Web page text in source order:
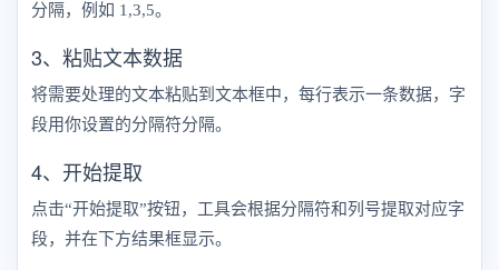
分隔，例如 1,3,5。
3、粘贴文本数据
将需要处理的文本粘贴到文本框中，每行表示一条数据，字
段用你设置的分隔符分隔。
4、开始提取
点击“开始提取”按钮，工具会根据分隔符和列号提取对应字
段，并在下方结果框显示。